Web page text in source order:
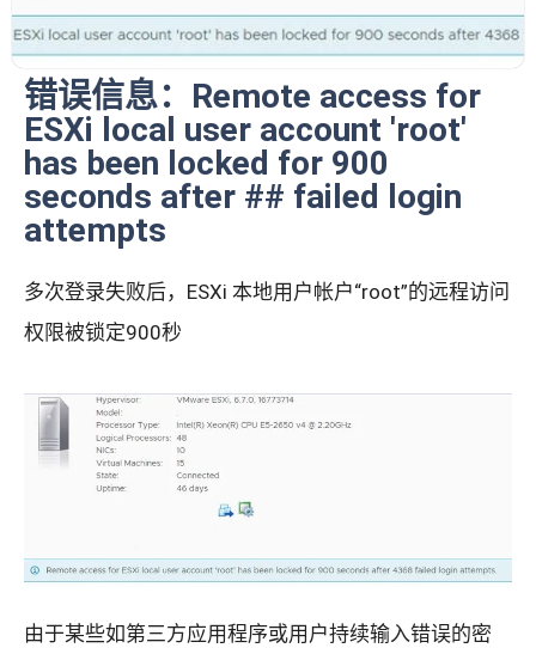
错误信息：Remote access for
ESXi local user account 'root'
has been locked for 900
seconds after ## failed login
attempts
多次登录失败后，ESXi 本地用户帐户“root”的远程访问
权限被锁定900秒
由于某些如第三方应用程序或用户持续输入错误的密